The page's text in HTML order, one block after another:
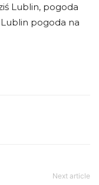
Lublin, pogoda
pogoda na
Next article